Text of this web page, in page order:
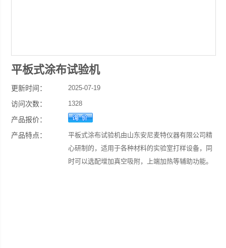
平板式涂布试验机
更新时间： 2025-07-19
访问次数： 1328
产品报价：
产品特点：
平板式涂布试验机由山东安尼麦特仪器有限公司精
心研制的，适用于各种材料的实验室打样设备，同
时可以选配增加真空吸附，上端加热等辅助功能。